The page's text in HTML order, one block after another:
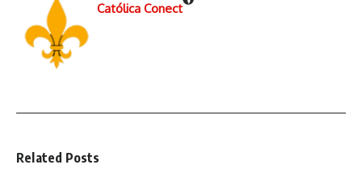
Católica Conect
Related Posts